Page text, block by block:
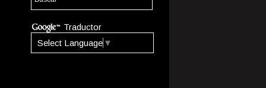
Traductor
Select Language ▼